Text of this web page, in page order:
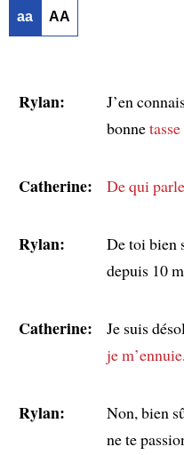
aa AA
Rylan: J’en
bonne
Catherine: De qui
Rylan: De toi bien
depuis 10
Catherine:
Je suis
je m’ennuie.
Rylan: Non, bien
ne te